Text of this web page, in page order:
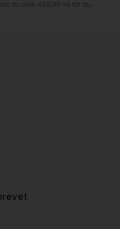
du over 499,95 så får du